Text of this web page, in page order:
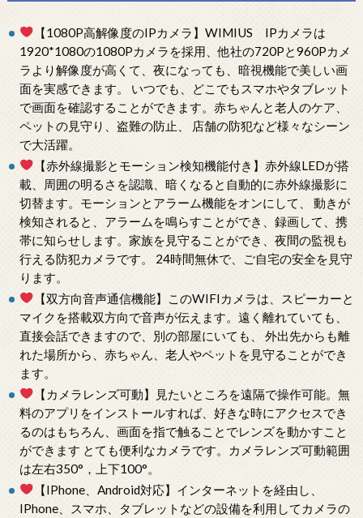
【1080P高解像度のIPカメラ】WIMIUS IPカメラは
1920*1080の1080Pカメラを採用、他社の720Pと960Pカメ
ラより解像度が高くて、夜になっても、暗視機能で美しい画
面を実感できます。 いつでも、どこでもスマホやタブレット
で画面を確認することができます。赤ちゃんと老人のケア、
ペットの見守り、盗難の防止、 店舗の防犯など様々なシーン
で大活躍。
【赤外線撮影とモーション検知機能付き】赤外線LEDが搭
載、周囲の明るさを認識、暗くなると自動的に赤外線撮影に
切替ます。モーションとアラーム機能をオンにして、 動きが
検知されると、アラームを鳴らすことができ、録画して、携
帯に知らせします。家族を見守ることができ、夜間の監視も
行える防犯カメラです。 24時間無休で、ご自宅の安全を見守
ります。
【双方向音声通信機能】このWIFIカメラは、スピーカーと
マイクを搭載双方向で音声が伝えます。遠く離れていても、
直接会話できますので、別の部屋にいても、 外出先からも離
れた場所から、赤ちゃん、老人やペットを見守ることができ
ます。
【カメラレンズ可動】見たいところを遠隔で操作可能。無
料のアプリをインストールすれば、好きな時にアクセスでき
るのはもちろん、画面を指で触ることでレンズを動かすこと
ができます とても便利なカメラです。カメラレンズ可動範囲
は左右350°，上下100°。
【IPhone、Android対応】インターネットを経由し、
IPhone、スマホ、タブレットなどの設備を利用してカメラの